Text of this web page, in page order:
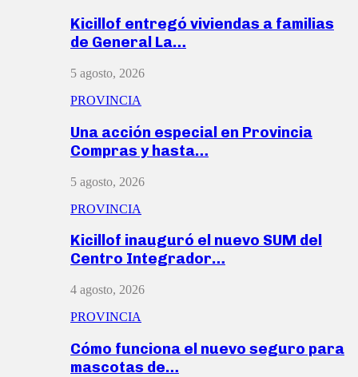
Kicillof entregó viviendas a familias
de General La…
5 agosto, 2026
PROVINCIA
Una acción especial en Provincia
Compras y hasta…
5 agosto, 2026
PROVINCIA
Kicillof inauguró el nuevo SUM del
Centro Integrador…
4 agosto, 2026
PROVINCIA
Cómo funciona el nuevo seguro para
mascotas de…